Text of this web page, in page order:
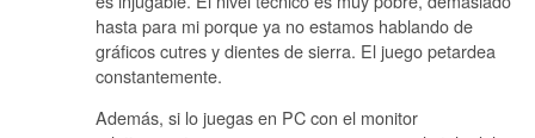
hasta para mi porque ya no estamos hablando de
gráficos cutres y dientes de sierra. El juego petardea
constantemente.
Además, si lo juegas en PC con el monitor